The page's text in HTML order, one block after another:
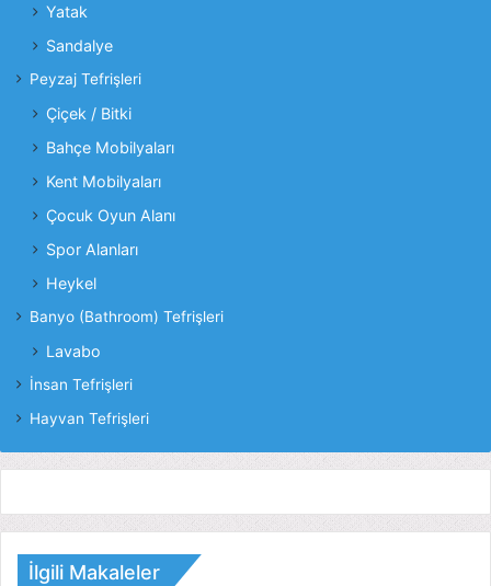
Yatak
Sandalye
Peyzaj Tefrişleri
Çiçek / Bitki
Bahçe Mobilyaları
Kent Mobilyaları
Çocuk Oyun Alanı
Spor Alanları
Heykel
Banyo (Bathroom) Tefrişleri
Lavabo
İnsan Tefrişleri
Hayvan Tefrişleri
İlgili Makaleler